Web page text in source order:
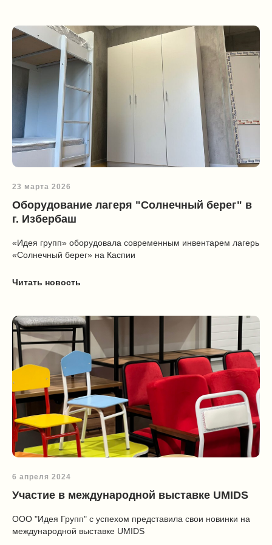
23 марта 2026
Оборудование лагеря "Солнечный берег" в
г. Избербаш
«Идея групп» оборудовала современным инвентарем лагерь
«Солнечный берег» на Каспии
Читать новость
6 апреля 2024
Участие в международной выставке UMIDS
ООО "Идея Групп" с успехом представила свои новинки на
международной выставке UMIDS
Рассылка
Новости
Акции и распродажа
Гарантия
Возврат товара
Наши проекты
О компании
Условия сотрудничества
Доставка товара
Способы оплаты
Каталог
Покупателям Сотрудничество
8 (988) 794 67 94
ideagroup05@mail.ru
г. Махачкала, ул. А.Исмаилова 17
г. Хасавюрт, ул. Салихова 29